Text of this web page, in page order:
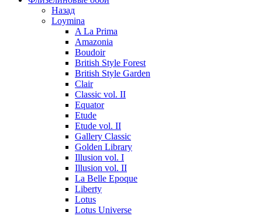
Назад
Loymina
A La Prima
Amazonia
Boudoir
British Style Forest
British Style Garden
Clair
Classic vol. II
Equator
Etude
Etude vol. II
Gallery Classic
Golden Library
Illusion vol. I
Illusion vol. II
La Belle Epoque
Liberty
Lotus
Lotus Universe